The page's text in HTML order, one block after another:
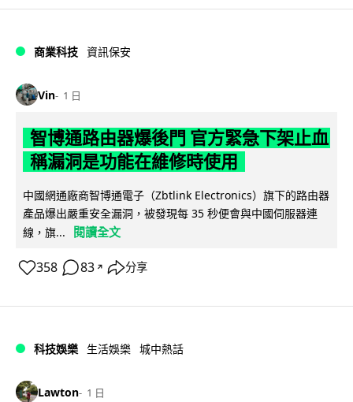
商業科技 資訊保安
Vin 1 日
智博通路由器爆後門 官方緊急下架止血
稱漏洞是功能在維修時使用
中國網通廠商智博通電子（Zbtlink Electronics）旗下的路由器
產品爆出嚴重安全漏洞，被發現每 35 秒便會與中國伺服器連
線，旗...
閱讀全文
358 83 ↗ 分享
科技娛樂 生活娛樂 城中熱話
Lawton 1 日